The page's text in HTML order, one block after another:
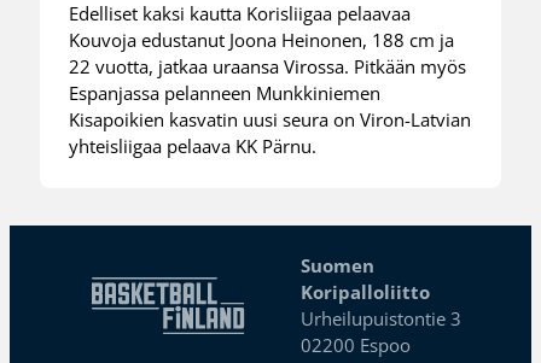
Edelliset kaksi kautta Korisliigaa pelaavaa
Kouvoja edustanut Joona Heinonen, 188 cm ja
22 vuotta, jatkaa uraansa Virossa. Pitkään myös
Espanjassa pelanneen Munkkiniemen
Kisapoikien kasvatin uusi seura on Viron-Latvian
yhteisliigaa pelaava KK Pärnu.
Suomen
Koripalloliitto
Urheilupuistontie 3
02200 Espoo